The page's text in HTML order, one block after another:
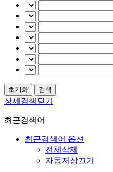
상세검색닫기
최근검색어
최근검색어 옵션
전체삭제
자동저장끄기